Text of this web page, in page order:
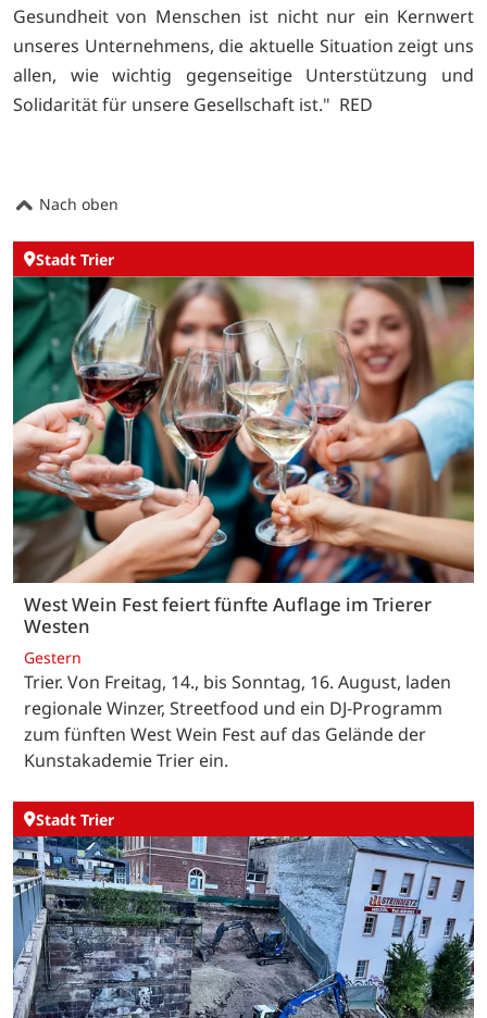
Gesundheit von Menschen ist nicht nur ein Kernwert
unseres Unternehmens, die aktuelle Situation zeigt uns
allen, wie wichtig gegenseitige Unterstützung und
Solidarität für unsere Gesellschaft ist." RED
Nach oben
Stadt Trier
West Wein Fest feiert fünfte Auflage im Trierer
Westen
Gestern
Trier. Von Freitag, 14., bis Sonntag, 16. August, laden
regionale Winzer, Streetfood und ein DJ-Programm
zum fünften West Wein Fest auf das Gelände der
Kunstakademie Trier ein.
Stadt Trier